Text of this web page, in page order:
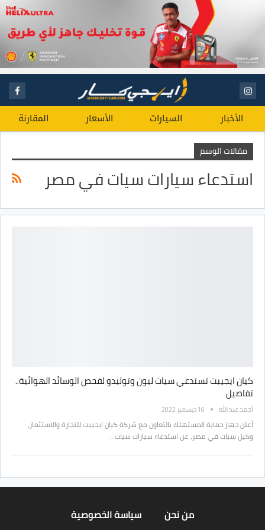
الأخبار السيارات الأسعار المقارنة
مقالات الوسم
استدعاء سيارات سيات في مصر
كيان ايجيبت تستدعي سيات ليون وتوليدو لفحص الوسائد الهوائية..
تفاصيل
أحمد عبد الله 16 ديسمبر 2022
أعلن جهاز حماية المستهلك بالتعاون مع شركة كيان ايجيبت للتجارة والاستثمار،
وكيل سيات في مصر، عن استدعاء سيارات سيات…
من نحن سياسة الخصوصية